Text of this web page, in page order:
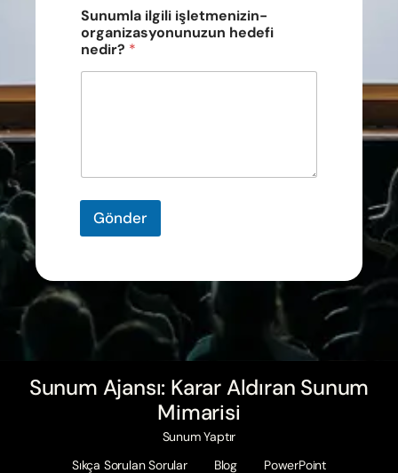
Sunumla ilgili işletmenizin-
organizasyonunuzun hedefi
nedir? *
Gönder
Sunum Ajansı: Karar Aldıran Sunum
Mimarisi
Sunum Yaptır
Sıkça Sorulan Sorular
Blog PowerPoint